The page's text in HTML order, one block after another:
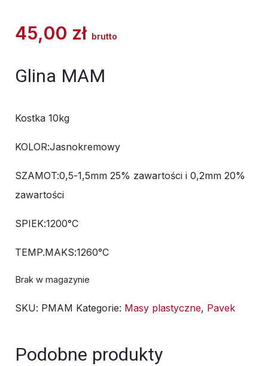
45,00 zł brutto
Glina MAM
Kostka 10kg
KOLOR:Jasnokremowy
SZAMOT:0,5-1,5mm 25% zawartości i 0,2mm 20%
zawartości
SPIEK:1200°C
TEMP.MAKS:1260°C
Brak w magazynie
SKU: PMAM Kategorie: Masy plastyczne, Pavek
Podobne produkty